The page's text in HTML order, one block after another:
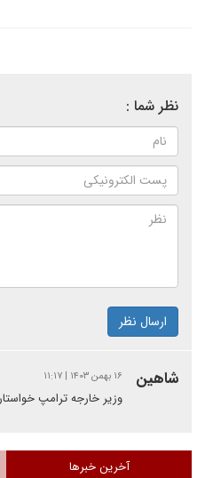
نظر شما :
ارسال نظر
شاهین ۱۶ بهمن ۱۴۰۳ | ۱۱:۱۷
وزیر خارجه ترامپ
آخرین خبرها